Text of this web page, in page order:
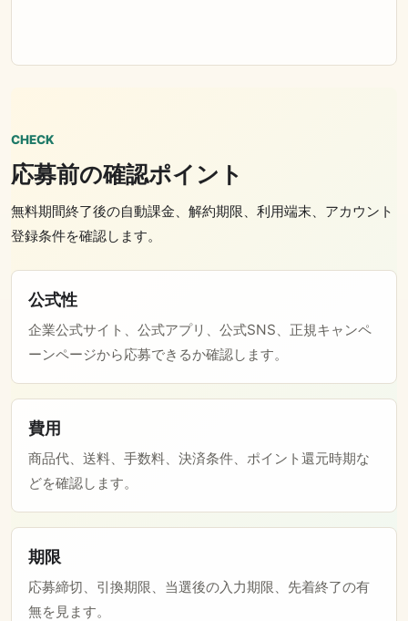
CHECK
応募前の確認ポイント
無料期間終了後の自動課金、解約期限、利用端末、アカウント
登録条件を確認します。
公式性
企業公式サイト、公式アプリ、公式SNS、正規キャンペ
ーンページから応募できるか確認します。
費用
商品代、送料、手数料、決済条件、ポイント還元時期な
どを確認します。
期限
応募締切、引換期限、当選後の入力期限、先着終了の有
無を見ます。